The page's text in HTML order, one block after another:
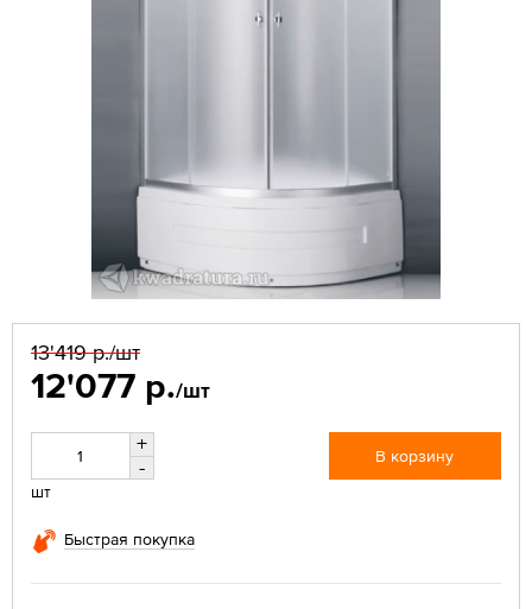
13'419 р./шт
12'077 р./шт
+
-
шт
В корзину
Быстрая покупка